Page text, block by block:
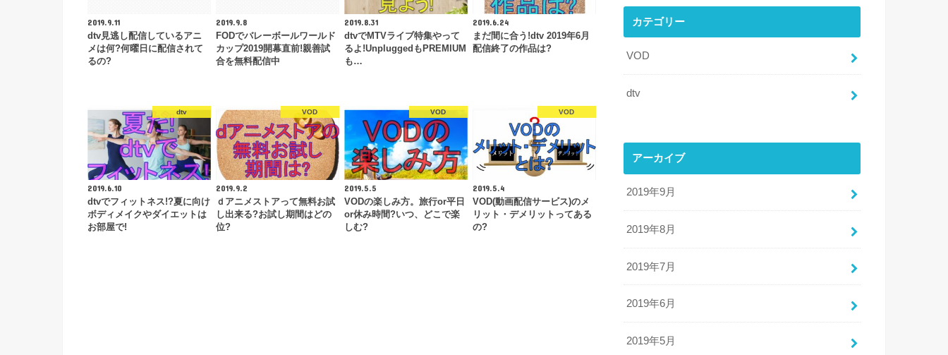
2019.9.11
dtv見逃し配信しているアニ
メは何?何曜日に配信されて
るの?
2019.9.8
FODでバレーボールワールド
カップ2019開幕直前!親善試
合を無料配信中
2019.8.31
dtvでMTVライブ特集やって
るよ!UnpluggedもPREMIUM
も…
2019.6.24
まだ間に合う!dtv 2019年6月
配信終了の作品は?
dtv
2019.6.10
dtvでフィットネス!?夏に向け
ボディメイクやダイエットは
お部屋で!
VOD
2019.9.2
ｄアニメストアって無料お試
し出来る?お試し期間はどの
位?
VOD
2019.5.5
VODの楽しみ方。旅行or平日
or休み時間?いつ、どこで楽
しむ?
VOD
2019.5.4
VOD(動画配信サービス)のメ
リット・デメリットってある
の?
カテゴリー
VOD
dtv
アーカイブ
2019年9月
2019年8月
2019年7月
2019年6月
2019年5月